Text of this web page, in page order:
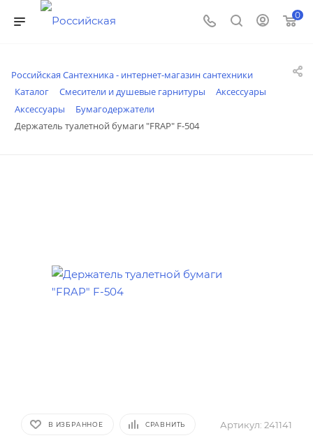
0
Российская Сантехника - интернет-магазин сантехники
Каталог
Смесители и душевые гарнитуры
Аксессуары
Аксессуары
Бумагодержатели
Держатель туалетной бумаги "FRAP" F-504
В ИЗБРАННОЕ СРАВНИТЬ Артикул: 241141